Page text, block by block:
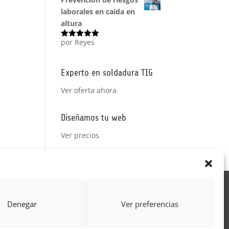
Denegar Ver preferencias
laborales en caída en
altura
Valorado
por Reyes
Experto en soldadura TIG
Ver oferta ahora
Diseñamos tu web
Ver precios
Formulario uso de imagen